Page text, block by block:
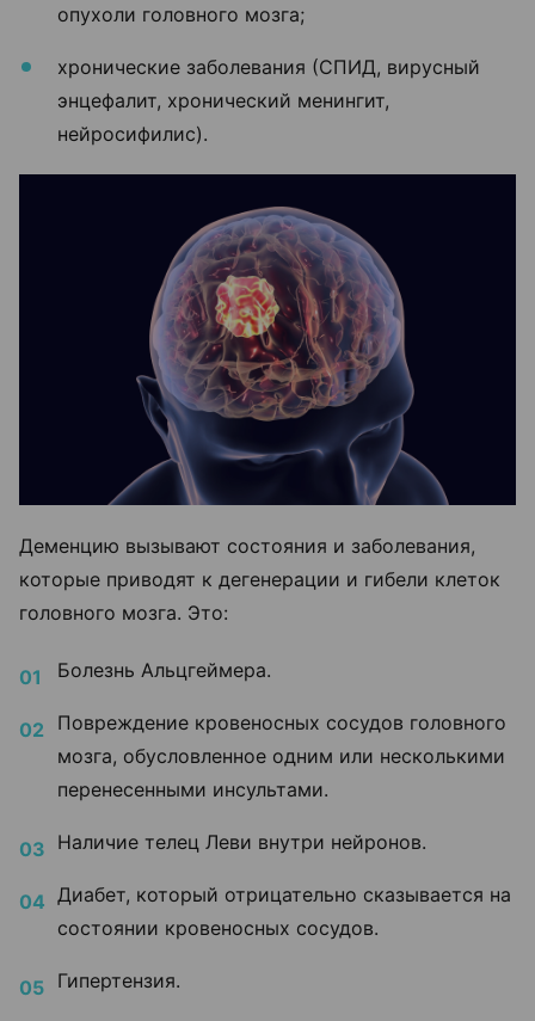
опухоли головного мозга;
хронические заболевания (СПИД, вирусный
энцефалит, хронический менингит,
нейросифилис).
Деменцию вызывают состояния и заболевания,
которые приводят к дегенерации и гибели клеток
головного мозга. Это:
Болезнь Альцгеймера.
Повреждение кровеносных сосудов головного
мозга, обусловленное одним или несколькими
перенесенными инсультами.
Наличие телец Леви внутри нейронов.
Диабет, который отрицательно сказывается на
состоянии кровеносных сосудов.
Гипертензия.